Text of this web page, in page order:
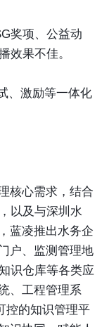
奖项、公益动
效果不佳。
、激励等一体化
核心需求，结合
以及与深圳水
蓝凌推出水务企
户、监测管理地
识仓库等各类应
、工程管理系
控的知识管理平